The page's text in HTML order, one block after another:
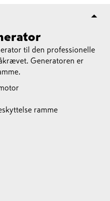
til den professionelle
Generatoren er
ramme